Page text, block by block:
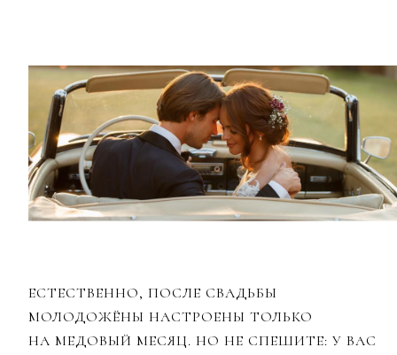
ЕСТЕСТВЕННО, ПОСЛЕ СВАДЬБЫ
МОЛОДОЖЁНЫ НАСТРОЕНЫ ТОЛЬКО
НА МЕДОВЫЙ МЕСЯЦ. НО НЕ СПЕШИТЕ: У ВАС